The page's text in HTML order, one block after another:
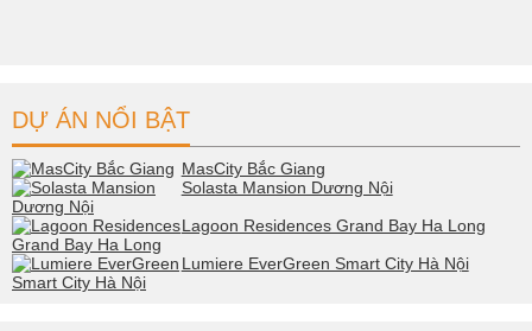
DỰ ÁN NỔI BẬT
MasCity Bắc Giang
Solasta Mansion Dương Nội
Lagoon Residences Grand Bay Ha Long
Lumiere EverGreen Smart City Hà Nội